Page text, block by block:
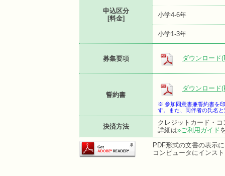
申込区分
[料金]
小学4-6年
小学1-3年
募集要項 ダウンロード
誓約書
ダウンロード
※ 参加同意書兼誓約書を
す。また、同伴者の氏名
決済方法
クレジットカード・
詳細は»ご利用ガイド
PDF形式の文書の表示
コンピュータにインス